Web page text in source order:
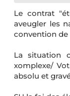
Le contrat
aveugler les
convention de
La situation
xomplexe/
absolu et